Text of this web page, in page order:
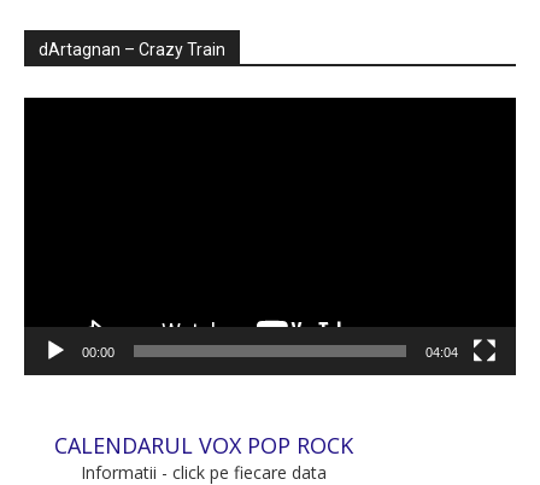
dArtagnan – Crazy Train
00:00 04:04
CALENDARUL VOX POP ROCK
Informatii - click pe fiecare data